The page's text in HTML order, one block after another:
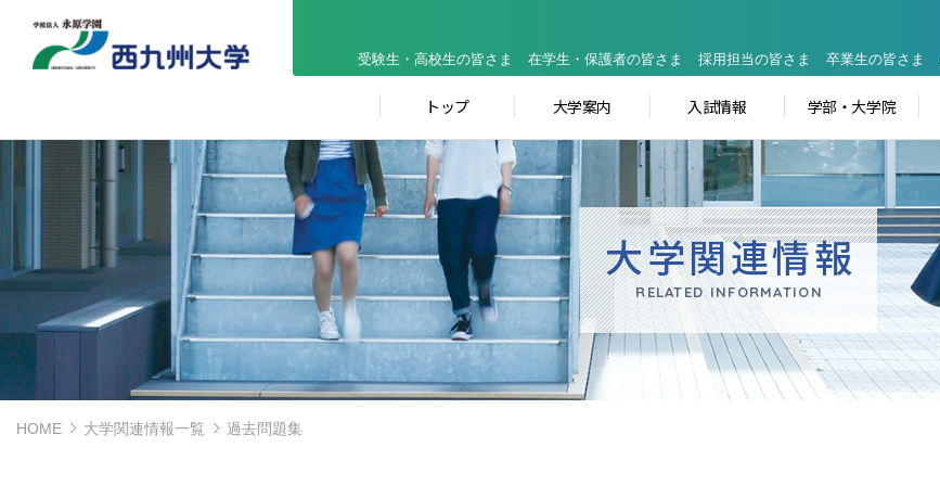
受験生・高校生の皆さま 在学生・保護者の皆さま 採用担当の皆さま 卒業生の皆さま
トップ 大学案内 入試情報 学部・大学院
大学関連情報
RELATED INFORMATION
HOME 大学関連情報一覧 過去問題集